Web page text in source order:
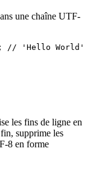
une chaîne UTF-
les fins de ligne en
supprime les
8 en forme